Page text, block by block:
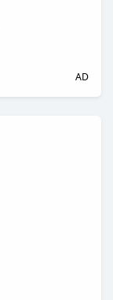
AD